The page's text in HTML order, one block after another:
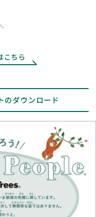
こちら
のダウンロード